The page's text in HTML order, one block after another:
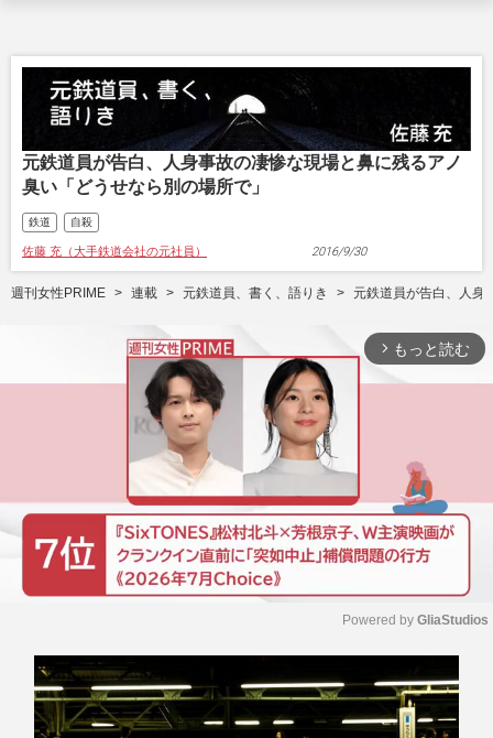
元鉄道員が告白、人身事故の凄惨な現場と鼻に残るアノ
臭い「どうせなら別の場所で」
鉄道 自殺
佐藤 充（大手鉄道会社の元社員） 2016/9/30
週刊女性PRIME 連載 元鉄道員、書く、語りき 元鉄道員が告白、人身
arrow_forward_ios もっと読む
u
t
e
Powered by GliaStudios